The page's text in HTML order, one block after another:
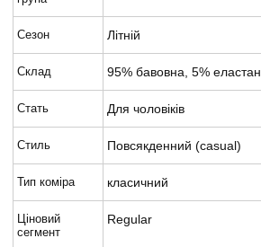
Сезон Літній
Склад 95% бавовна, 5% еластан
Стать Для чоловіків
Стиль Повсякденний (casual)
Тип коміра класичний
Ціновий
сегмент
Regular